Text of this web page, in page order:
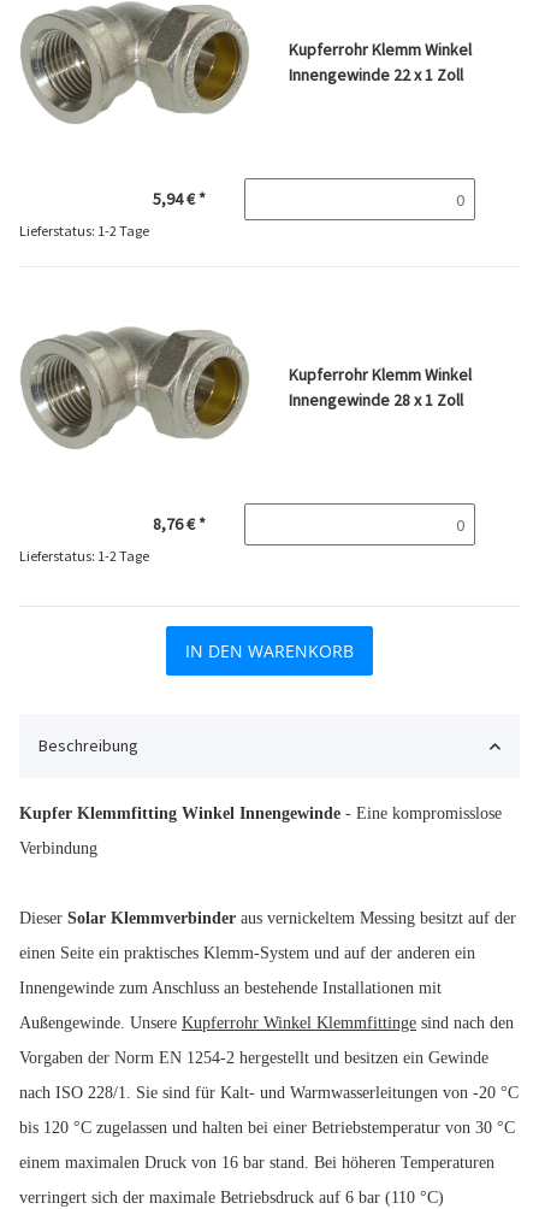
Kupferrohr Klemm Winkel
Innengewinde 22 x 1 Zoll
5,94 €*
Lieferstatus: 1-2 Tage
Kupferrohr Klemm Winkel
Innengewinde 28 x 1 Zoll
8,76 €*
Lieferstatus: 1-2 Tage
IN DEN WARENKORB
Beschreibung
Kupfer Klemmfitting Winkel Innengewinde - Eine kompromisslose
Verbindung
Dieser Solar Klemmverbinder aus vernickeltem Messing besitzt auf der
einen Seite ein praktisches Klemm-System und auf der anderen ein
Innengewinde zum Anschluss an bestehende Installationen mit
Außengewinde. Unsere Kupferrohr Winkel Klemmfittinge sind nach den
Vorgaben der Norm EN 1254-2 hergestellt und besitzen ein Gewinde
nach ISO 228/1. Sie sind für Kalt- und Warmwasserleitungen von -20 °C
bis 120 °C zugelassen und halten bei einer Betriebstemperatur von 30 °C
einem maximalen Druck von 16 bar stand. Bei höheren Temperaturen
verringert sich der maximale Betriebsdruck auf 6 bar (110 °C)